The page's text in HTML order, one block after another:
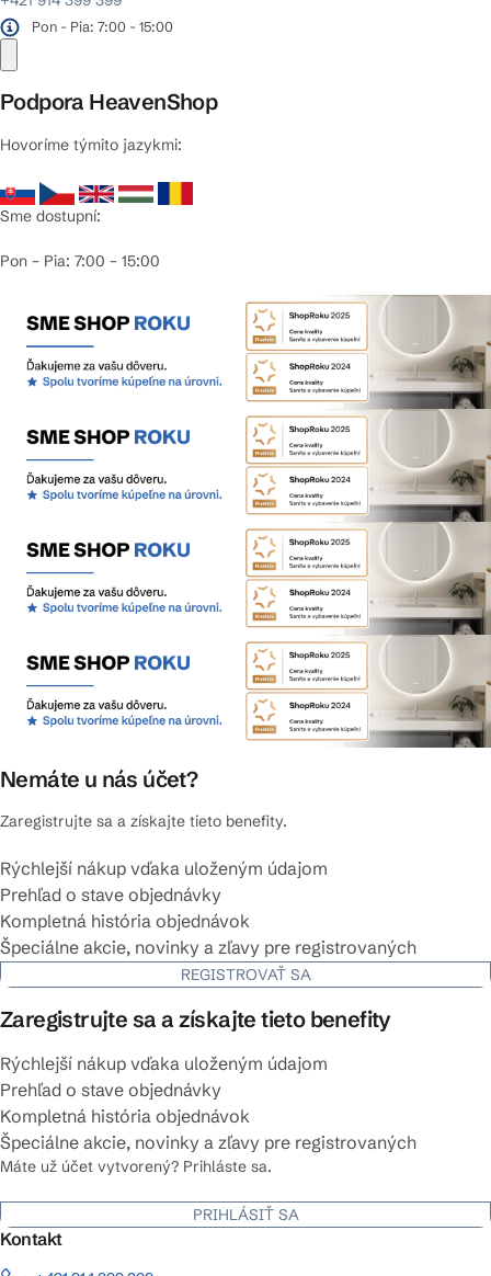
Pon - Pia: 7:00 - 15:00
Podpora HeavenShop
Hovoríme týmito jazykmi:
Sme dostupní:
Pon – Pia: 7:00 – 15:00
Nemáte u nás účet?
Zaregistrujte sa a získajte tieto benefity.
Rýchlejší nákup vďaka uloženým údajom
Prehľad o stave objednávky
Kompletná história objednávok
Špeciálne akcie, novinky a zľavy pre registrovaných
REGISTROVAŤ SA
Zaregistrujte sa a získajte tieto benefity
Rýchlejší nákup vďaka uloženým údajom
Prehľad o stave objednávky
Kompletná história objednávok
Špeciálne akcie, novinky a zľavy pre registrovaných
Máte už účet vytvorený? Prihláste sa.
PRIHLÁSIŤ SA
Kontakt